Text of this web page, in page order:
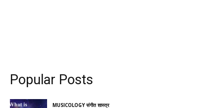
Popular Posts